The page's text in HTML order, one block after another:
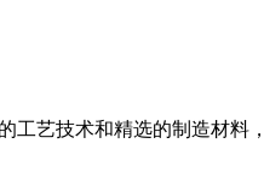
工艺技术和精选的制造材料